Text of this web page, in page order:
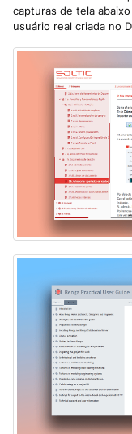
capturas de tela
usuário real criada no